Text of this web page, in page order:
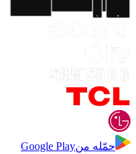
حمّله منGoogle Play